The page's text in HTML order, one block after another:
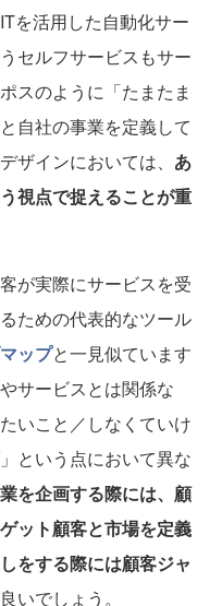
を活用した自動化サー
セルフサービスもサー
スのように「たまたま
自社の事業を定義して
ザインにおいては、 あ
視点で捉えることが重
が実際にサービスを受
ための代表的なツール
ップと一見似ています
サービスとは関係な
いこと／しなくていけ
という点において異な
を企画する際には、顧
ット顧客と市場を定義
をする際には顧客ジャ
いでしょう。